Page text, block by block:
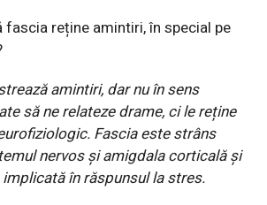
fascia reține amintiri, în special pe
amintiri, dar nu în sens
să ne relateze drame, ci le reține
Fascia este strâns
nervos și amigdala corticală și
în răspunsul la stres.